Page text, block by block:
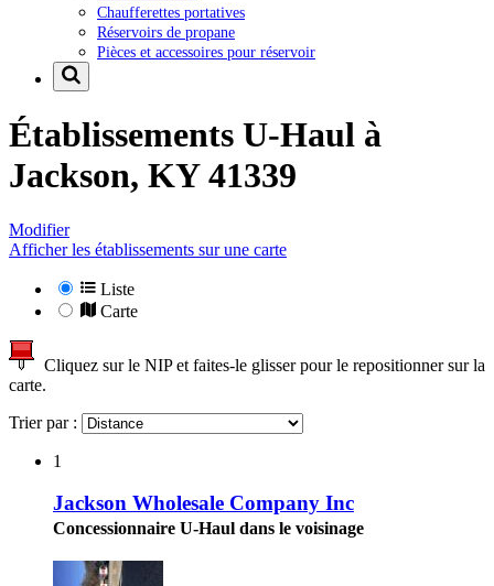
Chaufferettes portatives
Réservoirs de propane
Pièces et accessoires pour réservoir
Établissements U-Haul à
Jackson, KY 41339
Modifier
Afficher les établissements sur une carte
Liste
Carte
Cliquez sur le NIP et faites-le glisser pour le repositionner sur la
carte.
Trier par :
1
Jackson Wholesale Company Inc
Concessionnaire U-Haul dans le voisinage